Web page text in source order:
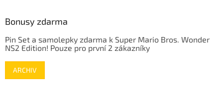
Bonusy zdarma
Pin Set a samolepky zdarma k Super Mario Bros. Wonder
NS2 Edition! Pouze pro první 2 zákazníky
ARCHIV